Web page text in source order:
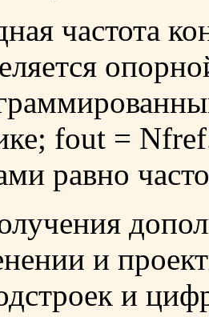
частота
fout =
равно
и
и